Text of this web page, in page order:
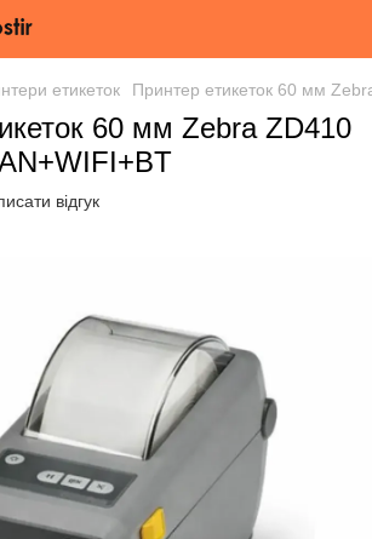
етикеток Принтер етикеток 60 мм
60 мм Zebra ZD410
відгук